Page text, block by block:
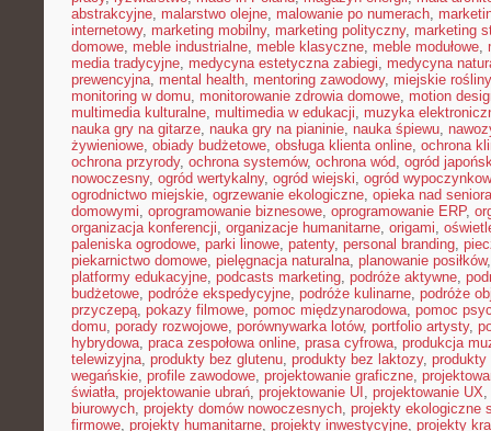
abstrakcyjne, malarstwo olejne, malowanie po numerach,
internetowy, marketing mobilny, marketing polityczny, marketing
domowe, meble industrialne, meble klasyczne, meble modułowe,
media tradycyjne, medycyna estetyczna zabiegi, medycyna
prewencyjna, mental health, mentoring zawodowy, miejskie rośliny
monitoring w domu, monitorowanie zdrowia domowe, motion
multimedia kulturalne, multimedia w edukacji, muzyka
nauka gry na gitarze, nauka gry na pianinie, nauka śpiewu,
żywieniowe, obiady budżetowe, obsługa klienta online, ochrona
ochrona przyrody, ochrona systemów, ochrona wód, ogród
nowoczesny, ogród wertykalny, ogród wiejski, ogród
ogrodnictwo miejskie, ogrzewanie ekologiczne, opieka nad
domowymi, oprogramowanie biznesowe, oprogramowanie ERP,
organizacja konferencji, organizacje humanitarne, origami,
paleniska ogrodowe, parki linowe, patenty, personal branding,
piekarnictwo domowe, pielęgnacja naturalna, planowanie posiłków
platformy edukacyjne, podcasts marketing, podróże aktywne,
budżetowe, podróże ekspedycyjne, podróże kulinarne, podróże
przyczepą, pokazy filmowe, pomoc międzynarodowa, pomoc
domu, porady rozwojowe, porównywarka lotów, portfolio artysty,
hybrydowa, praca zespołowa online, prasa cyfrowa, produkcja
telewizyjna, produkty bez glutenu, produkty bez laktozy, produkty
wegańskie, profile zawodowe, projektowanie graficzne,
światła, projektowanie ubrań, projektowanie UI , projektowanie UX,
biurowych, projekty domów nowoczesnych, projekty ekologiczne
firmowe, projekty humanitarne, projekty inwestycyjne, projekty